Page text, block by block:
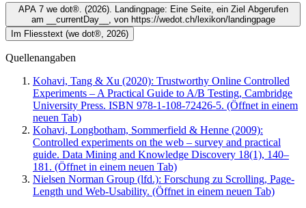
APA 7 we dot®. (2026). Landingpage: Eine Seite, ein Ziel Abgerufen
am __currentDay__, von https://wedot.ch/lexikon/landingpage
Im Fliesstext (we dot®, 2026)
Quellenangaben
Kohavi, Tang & Xu (2020): Trustworthy Online Controlled
Experiments – A Practical Guide to A/B Testing, Cambridge
University Press. ISBN 978-1-108-72426-5. (Öffnet in einem
neuen Tab)
Kohavi, Longbotham, Sommerfield & Henne (2009):
Controlled experiments on the web – survey and practical
guide. Data Mining and Knowledge Discovery 18(1), 140–
181. (Öffnet in einem neuen Tab)
Nielsen Norman Group (lfd.): Forschung zu Scrolling, Page-
Length und Web-Usability. (Öffnet in einem neuen Tab)